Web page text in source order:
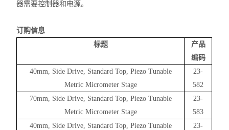
器需要控制器和电源。
订购信息
标题
产品
编码
40mm, Side Drive, Standard Top, Piezo Tunable
Metric Micrometer Stage
23-
582
70mm, Side Drive, Standard Top, Piezo Tunable
Metric Micrometer Stage
23-
583
40mm, Side Drive, Standard Top, Piezo Tunable
23-